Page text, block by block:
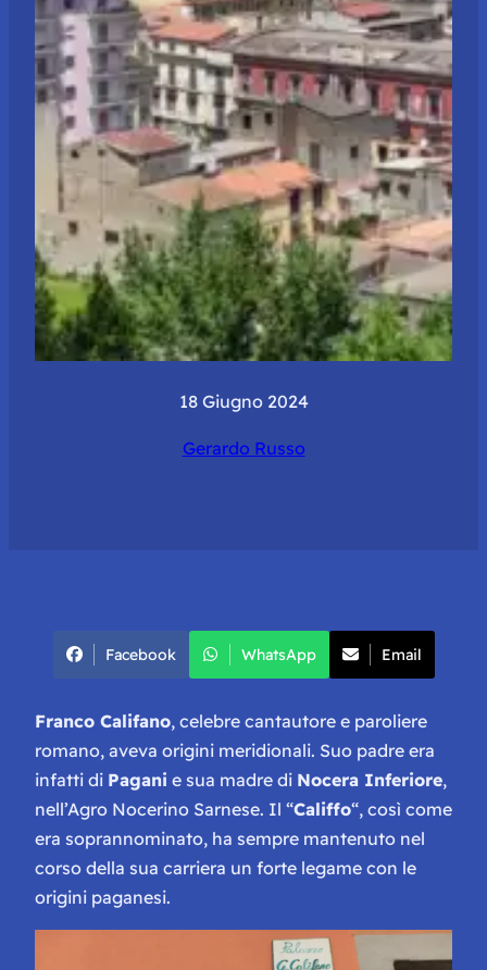
18 Giugno 2024
Gerardo Russo
Facebook WhatsApp Email
Franco Califano, celebre cantautore e paroliere
romano, aveva origini meridionali. Suo padre era
infatti di Pagani e sua madre di Nocera Inferiore,
nell’Agro Nocerino Sarnese. Il “Califfo“, così come
era soprannominato, ha sempre mantenuto nel
corso della sua carriera un forte legame con le
origini paganesi.